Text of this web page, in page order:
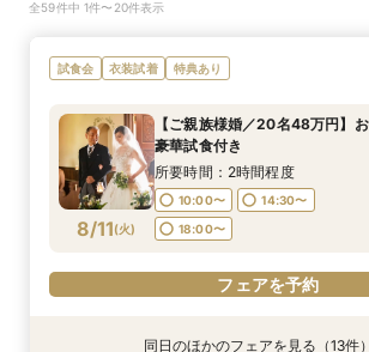
全59件中 1件〜20件表示
試食会 衣装試着 特典あり
8/11(火)
【ご親族様婚／20名48万円】
豪華試食付き
所要時間：2時間程度
10:00〜
14:30〜
18:00〜
フェアを予約
衣装試着 特典あり
衣装試着 特典あり
衣装試着 特典あり
衣装試着 特典あり
衣装試着 特典あり
衣装試着
衣装試着 特典あり
衣装試着 特典あり
衣装試着 特典あり
衣装試着 特典あり
衣装試着 特典あり
衣装試着 特典あり
衣装試着 特典あり
同日のほかのフェアを見る（13件）